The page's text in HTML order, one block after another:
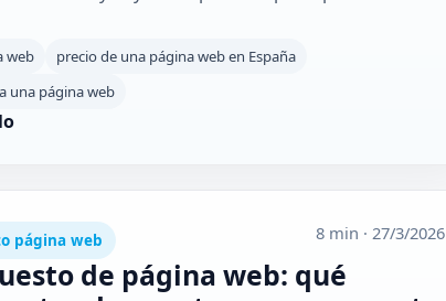
web
precio de una página web en España
una página web
página web 8 min · 27/3/2026
de página web: qué